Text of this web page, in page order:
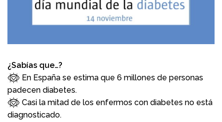
¿Sabías que…?
En España se estima que 6 millones de personas
padecen diabetes.
Casi la mitad de los enfermos con diabetes no está
diagnosticado.